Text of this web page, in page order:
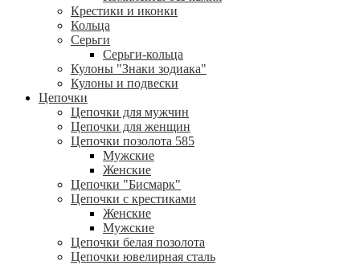
Крестики и иконки
Кольца
Серьги
Серьги-кольца
Кулоны "Знаки зодиака"
Кулоны и подвески
Цепочки
Цепочки для мужчин
Цепочки для женщин
Цепочки позолота 585
Мужские
Женские
Цепочки "Бисмарк"
Цепочки с крестиками
Женские
Мужские
Цепочки белая позолота
Цепочки ювелирная сталь